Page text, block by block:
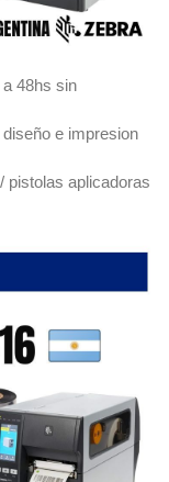
48hs sin
e impresion
pistolas aplicadoras